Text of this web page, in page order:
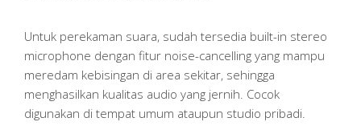
Untuk perekaman suara, sudah tersedia built-in stereo
microphone dengan fitur noise-cancelling yang mampu
meredam kebisingan di area sekitar, sehingga
menghasilkan kualitas audio yang jernih. Cocok
digunakan di tempat umum ataupun studio pribadi.